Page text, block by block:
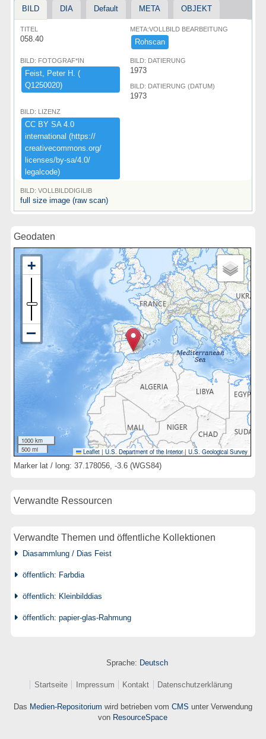
BILD DIA Default META OBJEKT
TITEL
058.40
META:VOLLBILD BEARBEITUNG
Rohscan
BILD: FOTOGRAF*IN
Feist,​ ​Peter ​H.​ ​(​
Q1250020)​
BILD: DATIERUNG
1973
BILD: DATIERUNG (DATUM)
1973
BILD: LIZENZ
CC ​BY ​SA ​4.​0 ​
international ​(​https:​/​/​
creativecommons.​org/​
licenses/​by-​sa/​4.​0/​
legalcode)​
BILD: VOLLBILDDIGILIB
full size image (raw scan)
Geodaten
1000 km
500 mi
Leaflet | U.S. Department of the Interior|U.S. Geological Survey
Marker lat / long: 37.178056, -3.6 (WGS84)
Verwandte Ressourcen
Verwandte Themen und öffentliche Kollektionen
Diasammlung / Dias Feist
öffentlich: Farbdia
öffentlich: Kleinbilddias
öffentlich: papier-glas-Rahmung
Sprache: Deutsch
Startseite Impressum Kontakt Datenschutzerklärung
Das Medien-Repositorium wird betrieben vom CMS unter Verwendung
von ResourceSpace